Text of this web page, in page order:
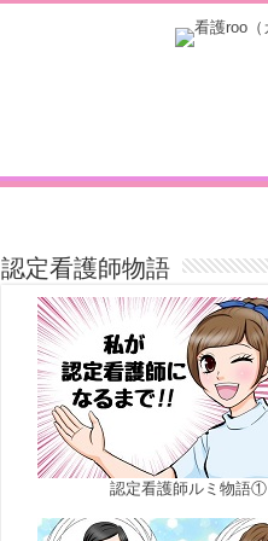
認定看護師物語
認定看護師ルミ物語①